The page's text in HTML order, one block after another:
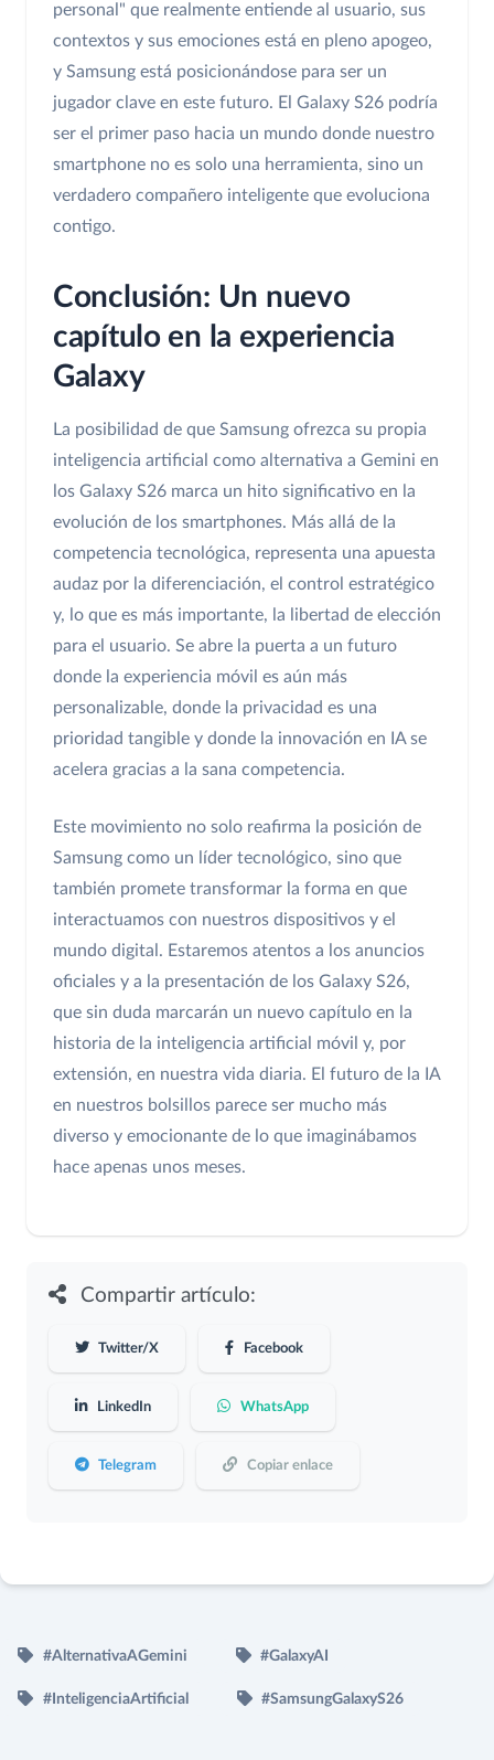
personal" que realmente entiende al usuario, sus
contextos y sus emociones está en pleno apogeo,
y Samsung está posicionándose para ser un
jugador clave en este futuro. El Galaxy S26 podría
ser el primer paso hacia un mundo donde nuestro
smartphone no es solo una herramienta, sino un
verdadero compañero inteligente que evoluciona
contigo.
Conclusión: Un nuevo
capítulo en la experiencia
Galaxy
La posibilidad de que Samsung ofrezca su propia
inteligencia artificial como alternativa a Gemini en
los Galaxy S26 marca un hito significativo en la
evolución de los smartphones. Más allá de la
competencia tecnológica, representa una apuesta
audaz por la diferenciación, el control estratégico
y, lo que es más importante, la libertad de elección
para el usuario. Se abre la puerta a un futuro
donde la experiencia móvil es aún más
personalizable, donde la privacidad es una
prioridad tangible y donde la innovación en IA se
acelera gracias a la sana competencia.
Este movimiento no solo reafirma la posición de
Samsung como un líder tecnológico, sino que
también promete transformar la forma en que
interactuamos con nuestros dispositivos y el
mundo digital. Estaremos atentos a los anuncios
oficiales y a la presentación de los Galaxy S26,
que sin duda marcarán un nuevo capítulo en la
historia de la inteligencia artificial móvil y, por
extensión, en nuestra vida diaria. El futuro de la IA
en nuestros bolsillos parece ser mucho más
diverso y emocionante de lo que imaginábamos
hace apenas unos meses.
Compartir artículo:
Twitter/X Facebook
LinkedIn WhatsApp
Telegram Copiar enlace
#AlternativaAGemini #GalaxyAI
#InteligenciaArtificial #SamsungGalaxyS26